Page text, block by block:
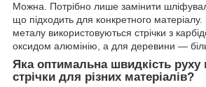
Можна. Потрібно лише замінити
що підходить для конкретного
металу використовуються стрічки з
оксидом алюмінію, а для деревини —
Яка оптимальна швидкість руху
стрічки для різних матеріалів?